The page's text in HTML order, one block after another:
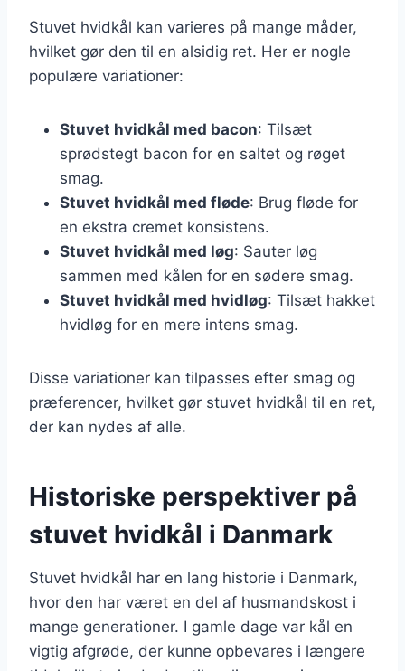
Stuvet hvidkål kan varieres på mange måder,
hvilket gør den til en alsidig ret. Her er nogle
populære variationer:
Stuvet hvidkål med bacon: Tilsæt
sprødstegt bacon for en saltet og røget
smag.
Stuvet hvidkål med fløde: Brug fløde for
en ekstra cremet konsistens.
Stuvet hvidkål med løg: Sauter løg
sammen med kålen for en sødere smag.
Stuvet hvidkål med hvidløg: Tilsæt hakket
hvidløg for en mere intens smag.
Disse variationer kan tilpasses efter smag og
præferencer, hvilket gør stuvet hvidkål til en ret,
der kan nydes af alle.
Historiske perspektiver på
stuvet hvidkål i Danmark
Stuvet hvidkål har en lang historie i Danmark,
hvor den har været en del af husmandskost i
mange generationer. I gamle dage var kål en
vigtig afgrøde, der kunne opbevares i længere